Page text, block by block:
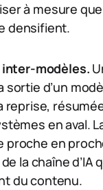
à mesure
densifient.
inter-modèles.
sortie d’un
reprise,
en aval.
proche en
la chaîne d’IA
du contenu.